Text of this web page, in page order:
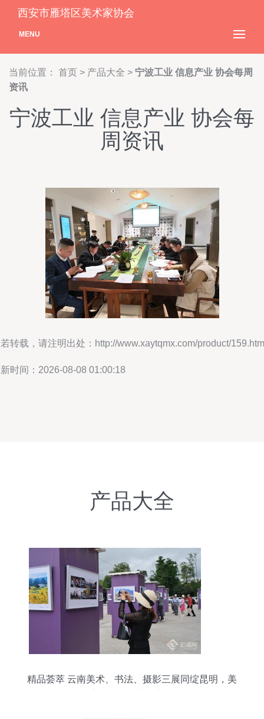
西安市雁塔区美术家协会
MENU
当前位置： 首页 > 产品大全 > 宁波工业 信息产业 协会每周
资讯
宁波工业 信息产业 协会每
周资讯
转载，请注明出处：http://www.xaytqmx.com/product/
时间：2026-08-08 01:00:18
产品大全
精品荟萃 云南美术、书法、摄影三展同绽昆明，美